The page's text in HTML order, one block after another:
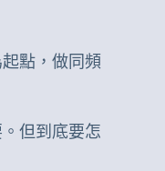
點，做同頻
但到底要怎